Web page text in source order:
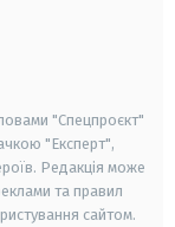
"Спецпроєкт"
"Експерт",
Редакція може
та правил
сайтом.